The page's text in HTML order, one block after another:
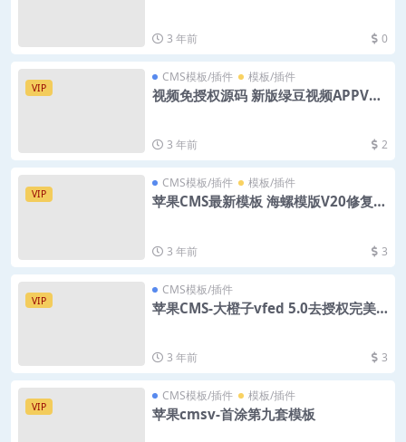
3 年前 0
VIP
CMS模板/插件 模板/插件
视频免授权源码 新版绿豆视频APPV6.
3 年前 2
VIP
CMS模板/插件 模板/插件
苹果CMS最新模板 海螺模版V20修复版
3 年前 3
VIP
CMS模板/插件
苹果CMS-大橙子vfed 5.0去授权完美
3 年前 3
VIP
CMS模板/插件 模板/插件
苹果cmsv-首涂第九套模板